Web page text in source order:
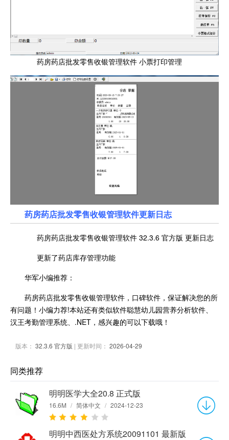
药房药店批发零售收银管理软件 小票打印管理
药房药店批发零售收银管理软件更新日志
药房药店批发零售收银管理软件 32.3.6 官方版 更新日志
更新了药店库存管理功能
华军小编推荐：
药房药店批发零售收银管理软件，口碑软件，保证解决您的所
有问题！小编力荐!本站还有类似软件聪慧幼儿园营养分析软件、
汉王考勤管理系统、.NET，感兴趣的可以下载哦！
版本： 32.3.6 官方版 | 更新时间： 2026-04-29
同类推荐
明明医学大全20.8 正式版
16.6M / 简体中文 / 2024-12-23
明明中西医处方系统20091101 最新版